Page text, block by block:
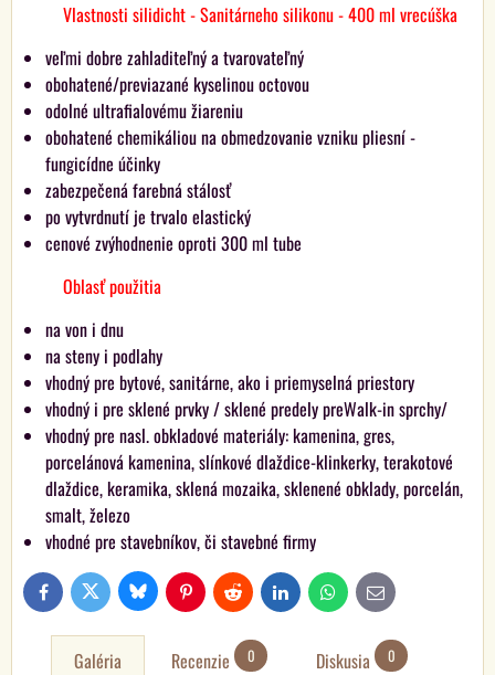
Vlastnosti silidicht - Sanitárneho silikonu - 400 ml vrecúška
veľmi dobre zahladiteľný a tvarovateľný
obohatené/previazané kyselinou octovou
odolné ultrafialovému žiareniu
obohatené chemikáliou na obmedzovanie vzniku pliesní -
fungicídne účinky
zabezpečená farebná stálosť
po vytvrdnutí je trvalo elastický
cenové zvýhodnenie oproti 300 ml tube
Oblasť použitia
na von i dnu
na steny i podlahy
vhodný pre bytové, sanitárne, ako i priemyselná priestory
vhodný i pre sklené prvky / sklené predely preWalk-in sprchy/
vhodný pre nasl. obkladové materiály: kamenina, gres,
porcelánová kamenina, slínkové dlaždice-klinkerky, terakotové
dlaždice, keramika, sklená mozaika, sklenené obklady, porcelán,
smalt, železo
vhodné pre stavebníkov, či stavebné firmy
FacebookTwitter Bluesky PinterestReddit LinkedIn WhatsAppE-
mail
Galéria Recenzie 0 Diskusia 0